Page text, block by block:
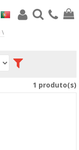
1 produto(s)